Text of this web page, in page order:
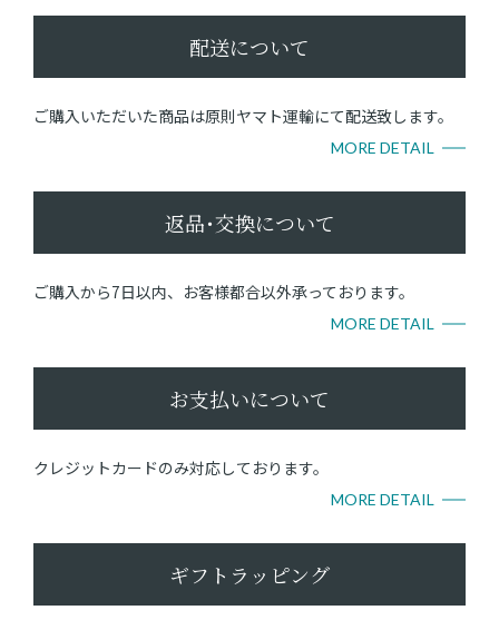
配送について
ご購入いただいた商品は原則ヤマト運輸にて配送致します。
MORE DETAIL
返品･交換について
ご購入から7日以内、お客様都合以外承っております。
MORE DETAIL
お支払いについて
クレジットカードのみ対応しております。
MORE DETAIL
ギフトラッピング